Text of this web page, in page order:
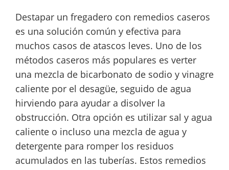
Destapar un fregadero con remedios caseros
es una solución común y efectiva para
muchos casos de atascos leves. Uno de los
métodos caseros más populares es verter
una mezcla de bicarbonato de sodio y vinagre
caliente por el desagüe, seguido de agua
hirviendo para ayudar a disolver la
obstrucción. Otra opción es utilizar sal y agua
caliente o incluso una mezcla de agua y
detergente para romper los residuos
acumulados en las tuberías. Estos remedios